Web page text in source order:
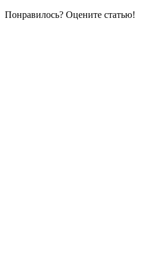
Понравилось? Оцените статью!